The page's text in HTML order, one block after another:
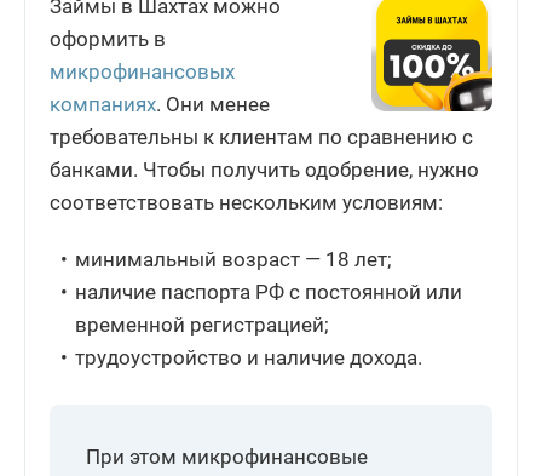
Займы в Шахтах можно
оформить в
микрофинансовых
компаниях. Они менее
требовательны к клиентам по сравнению с
банками. Чтобы получить одобрение, нужно
соответствовать нескольким условиям:
минимальный возраст — 18 лет;
наличие паспорта РФ с постоянной или
временной регистрацией;
трудоустройство и наличие дохода.
При этом микрофинансовые